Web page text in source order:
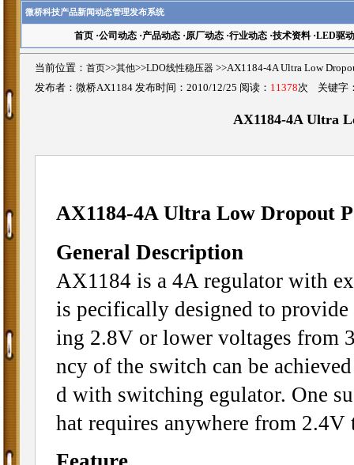
微桥科技产品新闻动态管理发布系统
首页·公司动态·产品动态·原厂动态·行业动态·技术资料·LED驱动
当前位置： 首页>>其他>>LDO线性稳压器 >>AX1184-4A Ultra Low
发布者：微桥AX1184 发布时间：2010/12/25 阅读： 11378次 关键字
AX1184-4A Ultra
AX1184-4A Ultra Low Dropout
General Description
AX1184 is a 4A regulator with
is pecifically designed to
ing 2.8V or lower voltages from
ncy of the switch can be
d with switching egulator. One
hat requires anywhere from